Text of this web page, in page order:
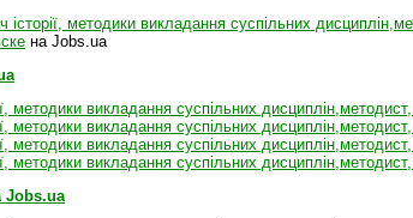
методики викладання суспільних
на Jobs.ua
методики викладання суспільних дисциплін,методист,
методики викладання суспільних дисциплін,методист,
методики викладання суспільних дисциплін,методист,
методики викладання суспільних дисциплін,методист,
Jobs.ua